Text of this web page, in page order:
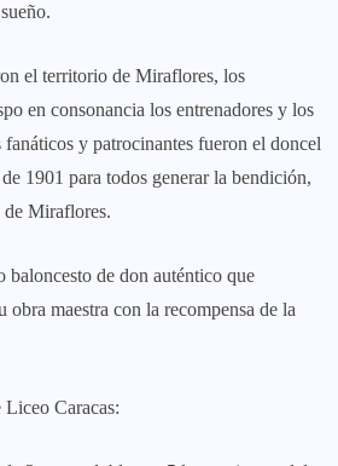
el territorio de Miraflores, los
en consonancia los entrenadores y los
y patrocinantes fueron el doncel
1901 para todos generar la bendición,
de Miraflores.
baloncesto de don auténtico que
maestra con la recompensa de la
Caracas: